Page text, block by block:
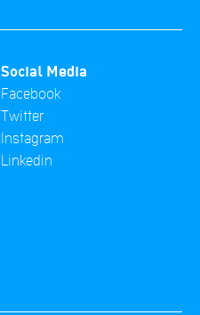
Social Media
Facebook
Twitter
Instagram
Linkedin